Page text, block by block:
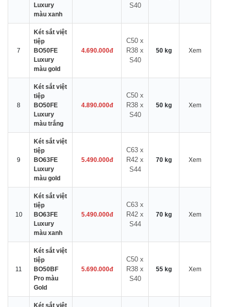
Luxury
màu xanh
S40
7
Két sắt việt
tiệp
BO50FE
Luxury
màu gold
4.690.000đ
C50 x
R38 x
S40
50 kg Xem
8
Két sắt việt
tiệp
BO50FE
Luxury
màu trắng
4.890.000đ
C50 x
R38 x
S40
50 kg Xem
9
Két sắt việt
tiệp
BO63FE
Luxury
màu gold
5.490.000đ
C63 x
R42 x
S44
70 kg Xem
10
Két sắt việt
tiệp
BO63FE
Luxury
màu xanh
5.490.000đ
C63 x
R42 x
S44
70 kg Xem
11
Két sắt việt
tiệp
BO50BF
Pro màu
Gold
5.690.000đ
C50 x
R38 x
S40
55 kg Xem
Két sắt việt